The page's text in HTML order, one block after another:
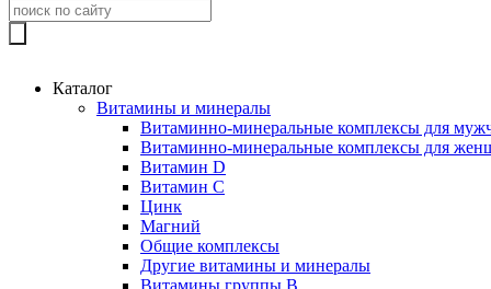
Каталог
Витамины и минералы
Витаминно-минеральные комплексы для
Витаминно-минеральные комплексы для
Витамин D
Витамин C
Цинк
Магний
Общие комплексы
Другие витамины и минералы